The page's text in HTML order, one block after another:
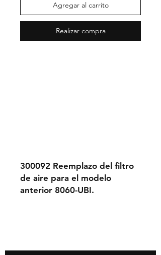
Agregar al carrito
Realizar compra
300092 Reemplazo del filtro
de aire para el modelo
anterior 8060-UBI.